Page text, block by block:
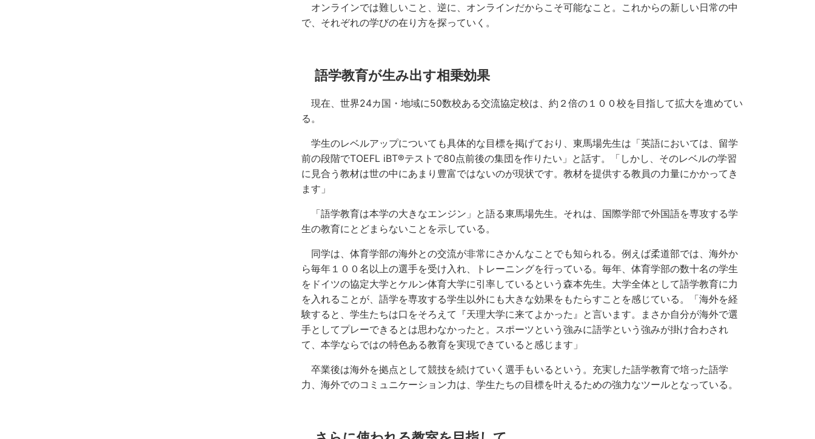
オンラインでは難しいこと、逆に、オンラインだからこそ可能なこと。これからの新しい日常の中
で、それぞれの学びの在り方を探っていく。
語学教育が生み出す相乗効果
現在、世界24カ国・地域に50数校ある交流協定校は、約２倍の１００校を目指して拡大を進めてい
る。
学生のレベルアップについても具体的な目標を掲げており、東馬場先生は「英語においては、留学
前の段階でTOEFL iBT®テストで80点前後の集団を作りたい」と話す。「しかし、そのレベルの学習
に見合う教材は世の中にあまり豊富ではないのが現状です。教材を提供する教員の力量にかかってき
ます」
「語学教育は本学の大きなエンジン」と語る東馬場先生。それは、国際学部で外国語を専攻する学
生の教育にとどまらないことを示している。
同学は、体育学部の海外との交流が非常にさかんなことでも知られる。例えば柔道部では、海外か
ら毎年１００名以上の選手を受け入れ、トレーニングを行っている。毎年、体育学部の数十名の学生
をドイツの協定大学とケルン体育大学に引率しているという森本先生。大学全体として語学教育に力
を入れることが、語学を専攻する学生以外にも大きな効果をもたらすことを感じている。「海外を経
験すると、学生たちは口をそろえて『天理大学に来てよかった』と言います。まさか自分が海外で選
手としてプレーできるとは思わなかったと。スポーツという強みに語学という強みが掛け合わされ
て、本学ならではの特色ある教育を実現できていると感じます」
卒業後は海外を拠点として競技を続けていく選手もいるという。充実した語学教育で培った語学
力、海外でのコミュニケーション力は、学生たちの目標を叶えるための強力なツールとなっている。